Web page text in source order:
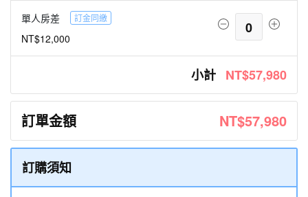
單人房差 訂金同繳
NT$12,000
0
小計 NT$57,980
訂單金額 NT$57,980
訂購須知